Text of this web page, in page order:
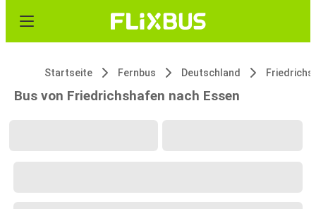
Startseite Fernbus Deutschland
Bus von Friedrichshafen nach Essen